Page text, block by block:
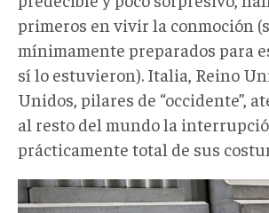
primeros en vivir la conmoción
mínimamente preparados para
sí lo estuvieron). Italia, Reino
Unidos, pilares de “occidente”,
al resto del mundo la
prácticamente total de sus